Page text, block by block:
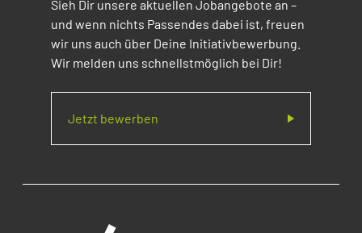
Sieh Dir unsere aktuellen Jobangebote an –
und wenn nichts Passendes dabei ist, freuen
wir uns auch über Deine Initiativbewerbung.
Wir melden uns schnellstmöglich bei Dir!
Jetzt bewerben